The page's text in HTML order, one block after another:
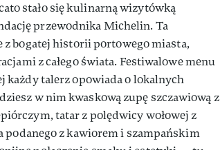
stało się kulinarną wizytówką
przewodnika Michelin. Ta
bogatej historii portowego miasta,
z całego świata. Festiwalowe menu
każdy talerz opowiada o lokalnych
w nim kwaskową zupę szczawiową z
tatar z polędwicy wołowej z
z kawiorem i szampańskim